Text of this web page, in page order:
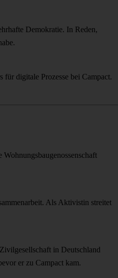
Demokratie. In Reden,
digitale Prozesse bei Campact.
Als Aktivistin streitet
in Deutschland
er zu Campact kam.